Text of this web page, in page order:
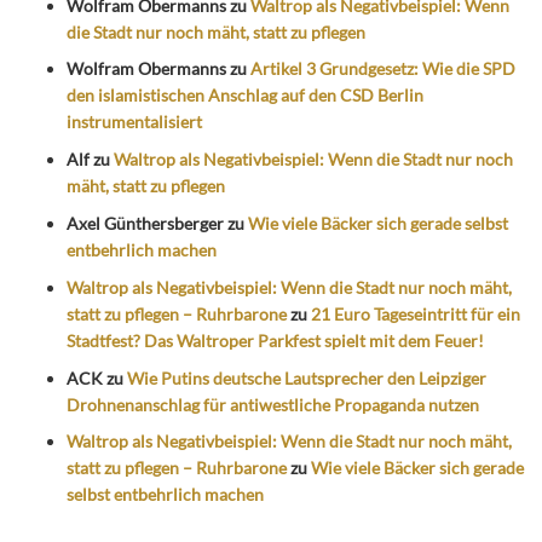
Wolfram ObermannszuWaltrop als Negativbeispiel: Wenn
die Stadt nur noch mäht, statt zu pflegen
Wolfram ObermannszuArtikel 3 Grundgesetz: Wie die SPD
den islamistischen Anschlag auf den CSD Berlin
instrumentalisiert
AlfzuWaltrop als Negativbeispiel: Wenn die Stadt nur noch
mäht, statt zu pflegen
Axel GünthersbergerzuWie viele Bäcker sich gerade selbst
entbehrlich machen
Waltrop als Negativbeispiel: Wenn die Stadt nur noch mäht,
statt zu pflegen – Ruhrbaronezu 21 Euro Tageseintritt für ein
Stadtfest? Das Waltroper Parkfest spielt mit dem Feuer!
ACKzuWie Putins deutsche Lautsprecher den Leipziger
Drohnenanschlag für antiwestliche Propaganda nutzen
Waltrop als Negativbeispiel: Wenn die Stadt nur noch mäht,
statt zu pflegen – RuhrbaronezuWie viele Bäcker sich gerade
selbst entbehrlich machen